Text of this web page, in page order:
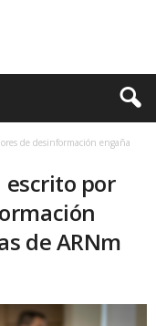
de desinformación engaña
escrito por
de ARNm